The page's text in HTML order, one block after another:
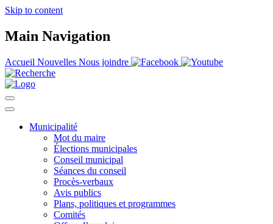
Skip to content
Main Navigation
Accueil Nouvelles Nous joindre
Municipalité
Mot du maire
Élections municipales
Conseil municipal
Séances du conseil
Procès-verbaux
Avis publics
Plans, politiques et programmes
Comités